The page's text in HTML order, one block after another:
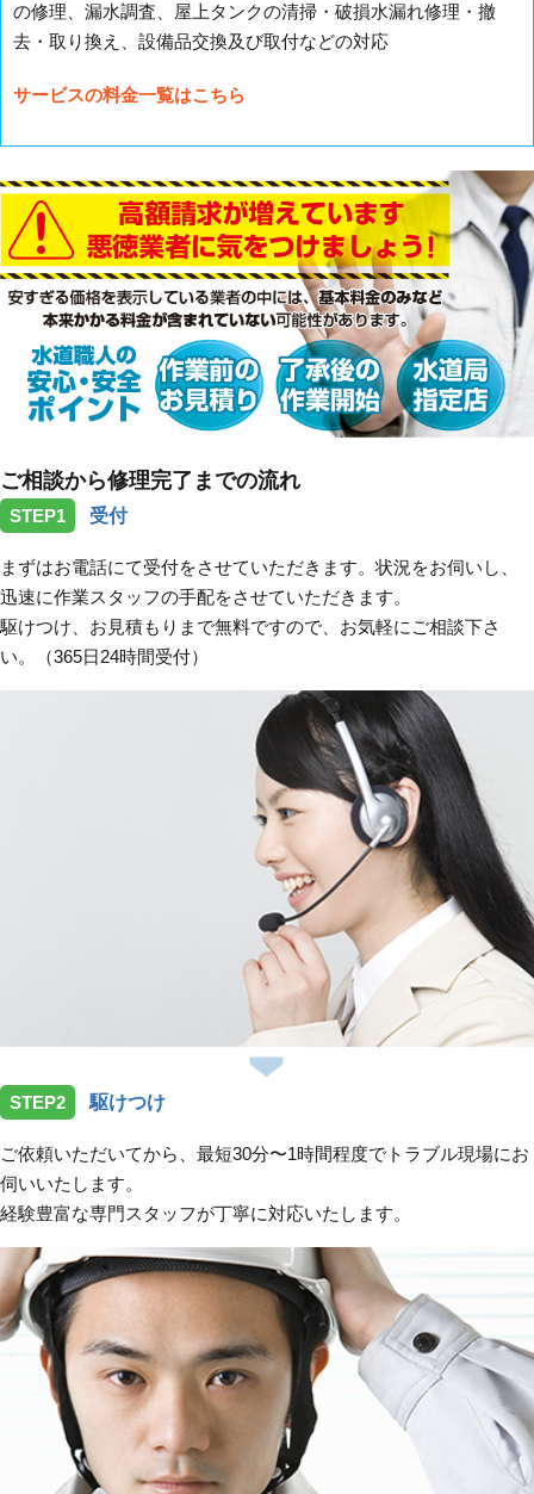
の修理、漏水調査、屋上タンクの清掃・破損水漏れ修理・撤
去・取り換え、設備品交換及び取付などの対応
サービスの料金一覧はこちら
ご相談から修理完了までの流れ
STEP1 受付
まずはお電話にて受付をさせていただきます。状況をお伺いし、
迅速に作業スタッフの手配をさせていただきます。
駆けつけ、お見積もりまで無料ですので、お気軽にご相談下さ
い。（365日24時間受付）
STEP2 駆けつけ
ご依頼いただいてから、最短30分〜1時間程度でトラブル現場にお
伺いいたします。
経験豊富な専門スタッフが丁寧に対応いたします。